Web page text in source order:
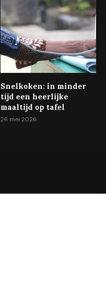
Snelkoken: in minder
tijd een heerlijke
maaltijd op tafel
26 mei 2026